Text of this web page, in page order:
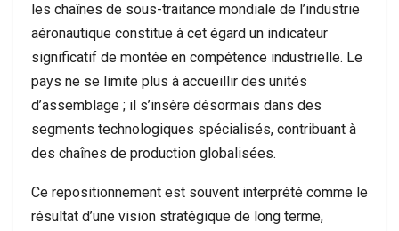
les chaînes de sous-traitance mondiale de l’industrie
aéronautique constitue à cet égard un indicateur
significatif de montée en compétence industrielle. Le
pays ne se limite plus à accueillir des unités
d’assemblage ; il s’insère désormais dans des
segments technologiques spécialisés, contribuant à
des chaînes de production globalisées.
Ce repositionnement est souvent interprété comme le
résultat d’une vision stratégique de long terme,